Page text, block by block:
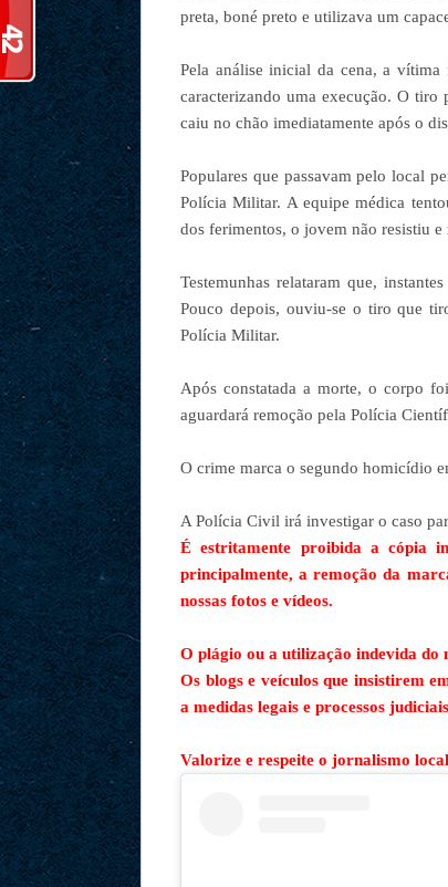
preta, boné preto e utilizava um
Pela análise inicial da cena, a
caracterizando uma execução. O tiro
caiu no chão imediatamente após o
Populares que passavam pelo local
Polícia Militar. A equipe médica
dos ferimentos, o jovem não resistiu
Testemunhas relataram que,
Pouco depois, ouviu-se o tiro que
Polícia Militar.
Após constatada a morte, o corpo
aguardará remoção pela Polícia
O crime marca o segundo homicídio
A Polícia Civil irá investigar o caso
É estritamente proibida a cópia
principalmente, a remoção da
nossas fotos e vídeos.
O plágio ou a utilização indevida do
Os blogs e veículos que insistirem
a medidas legais e processos
Valorize e respeite o jornalismo